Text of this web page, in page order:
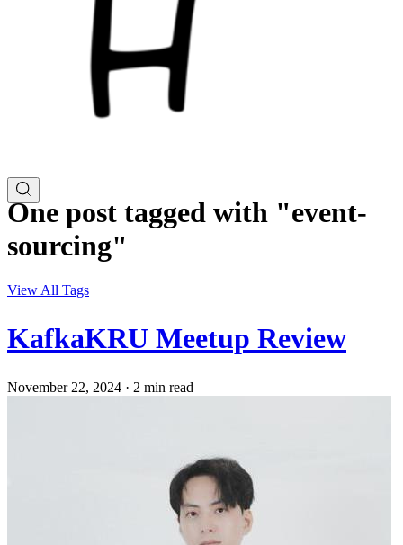
One post tagged with "event-
sourcing"
View All Tags
KafkaKRU Meetup Review
November 22, 2024 · 2 min read